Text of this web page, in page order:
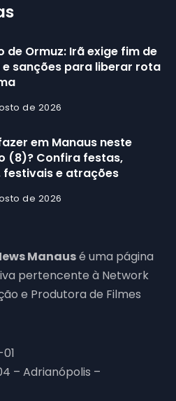
de Ormuz: Irã exige fim de
sanções para liberar rota
de 2026
em Manaus neste
(8)? Confira festas,
festivais e atrações
de 2026
Manausé uma página
pertencente à Network
e Produtora de Filmes
– Adrianópolis –